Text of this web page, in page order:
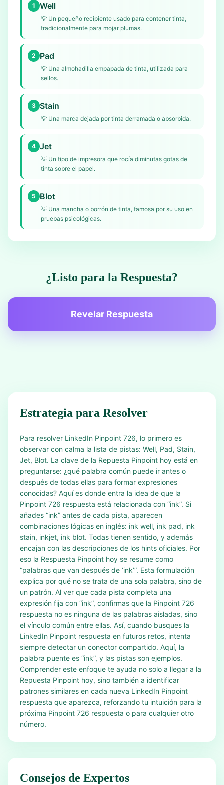
1 Well
💡 Un pequeño recipiente usado para contener tinta,
tradicionalmente para mojar plumas.
2 Pad
💡 Una almohadilla empapada de tinta, utilizada para
sellos.
3 Stain
💡 Una marca dejada por tinta derramada o absorbida.
4 Jet
💡 Un tipo de impresora que rocía diminutas gotas de
tinta sobre el papel.
5 Blot
💡 Una mancha o borrón de tinta, famosa por su uso en
pruebas psicológicas.
¿Listo para la Respuesta?
Revelar Respuesta
Estrategia para Resolver
Para resolver LinkedIn Pinpoint 726, lo primero es
observar con calma la lista de pistas: Well, Pad, Stain,
Jet, Blot. La clave de la Repuesta Pinpoint hoy está en
preguntarse: ¿qué palabra común puede ir antes o
después de todas ellas para formar expresiones
conocidas? Aquí es donde entra la idea de que la
Pinpoint 726 respuesta está relacionada con “ink”. Si
añades “ink” antes de cada pista, aparecen
combinaciones lógicas en inglés: ink well, ink pad, ink
stain, inkjet, ink blot. Todas tienen sentido, y además
encajan con las descripciones de los hints oficiales. Por
eso la Respuesta Pinpoint hoy se resume como
“palabras que van después de ‘ink’”. Esta formulación
explica por qué no se trata de una sola palabra, sino de
un patrón. Al ver que cada pista completa una
expresión fija con “ink”, confirmas que la Pinpoint 726
respuesta no es ninguna de las palabras aisladas, sino
el vínculo común entre ellas. Así, cuando busques la
LinkedIn Pinpoint respuesta en futuros retos, intenta
siempre detectar un conector compartido. Aquí, la
palabra puente es “ink”, y las pistas son ejemplos.
Comprender este enfoque te ayuda no solo a llegar a la
Repuesta Pinpoint hoy, sino también a identificar
patrones similares en cada nueva LinkedIn Pinpoint
respuesta que aparezca, reforzando tu intuición para la
próxima Pinpoint 726 respuesta o para cualquier otro
número.
Consejos de Expertos